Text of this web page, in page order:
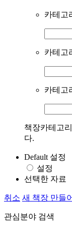
카테고
카테고
카테고
책장카테고
다.
Default 설정
설정
선택한 자료
취소 새 책장 만들
관심분야 검색